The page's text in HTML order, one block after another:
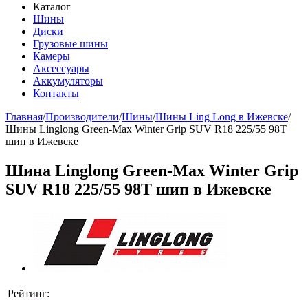
Каталог
Шины
Диски
Грузовые шины
Камеры
Аксессуары
Аккумуляторы
Контакты
Главная/Производители/Шины/Шины Ling Long в Ижевске/
Шины Linglong Green-Max Winter Grip SUV R18 225/55 98T
шип в Ижевске
Шина Linglong Green-Max Winter Grip
SUV R18 225/55 98T шип в Ижевске
Рейтинг: